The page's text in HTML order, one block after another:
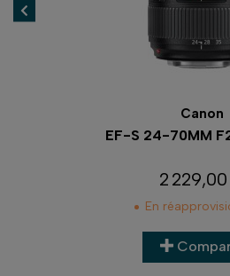
Canon
EF-S 18-55MM
Prix
Nous